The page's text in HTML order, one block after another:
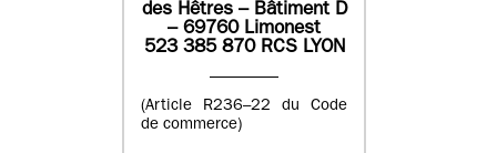
des Hêtres – Bâtiment D
– 69760 Limonest
523 385 870 RCS LYON
(Article R236–22 du Code
de commerce)